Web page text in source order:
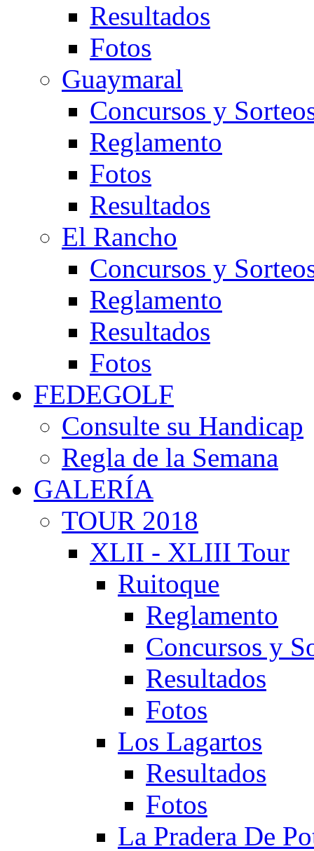
Resultados
Fotos
Guaymaral
Concursos y
Reglamento
Fotos
Resultados
El Rancho
Concursos y
Reglamento
Resultados
Fotos
FEDEGOLF
Consulte su Handicap
Regla de la Semana
GALERÍA
TOUR 2018
XLII - XLIII Tour
Ruitoque
Reglamento
Concursos y
Resultados
Fotos
Los Lagartos
Resultados
Fotos
La Pradera De